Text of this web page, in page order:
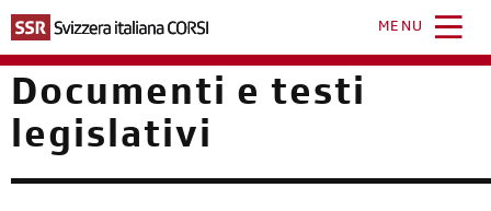
contenuto
principale
MENU
Documenti e testi
legislativi